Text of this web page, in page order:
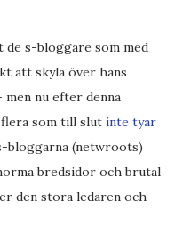
s-bloggare som med
att skyla över hans
nu efter denna
flera som till slut inte tyar
bloggarna (netwroots)
bredsidor och brutal
den stora ledaren och